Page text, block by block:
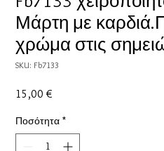
Μάρτη με
χρώμα στις
SKU: Fb7133
15,00 €
Ποσότητα *